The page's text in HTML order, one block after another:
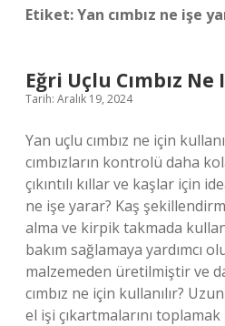
Etiket:Yan cımbız ne işe
Eğri Uçlu Cımbız Ne
Tarih: Aralık 19, 2024
Yan uçlu cımbız ne için
cımbızların kontrolü daha
çıkıntılı kıllar ve kaşlar için
ne işe yarar? Kaş
alma ve kirpik takmada
bakım sağlamaya yardımcı
malzemeden üretilmiştir ve
cımbız ne için kullanılır?
el işi çıkartmalarını